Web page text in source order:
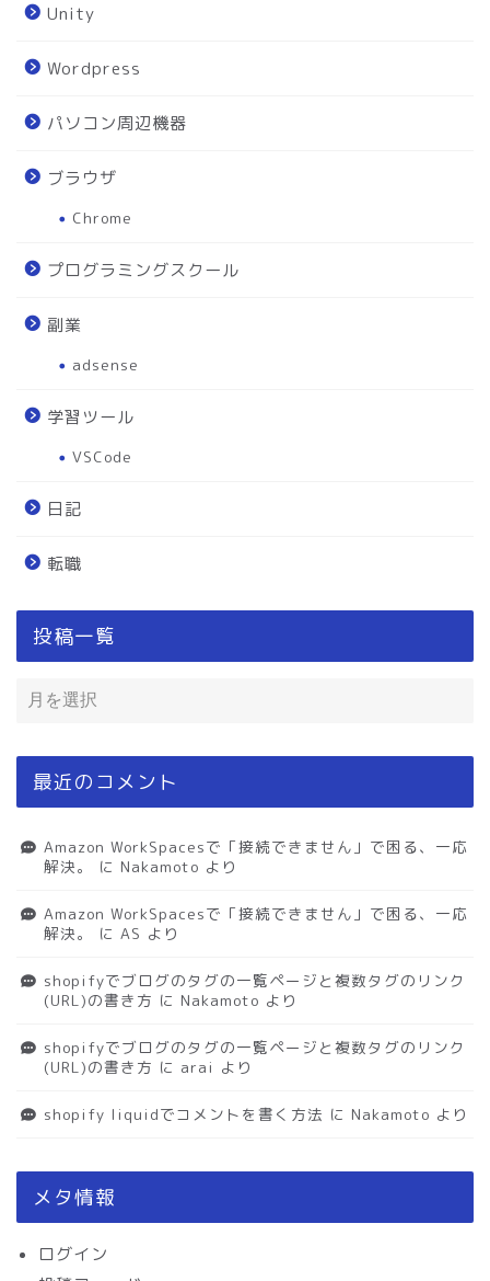
Unity
Wordpress
パソコン周辺機器
ブラウザ
Chrome
プログラミングスクール
副業
adsense
学習ツール
VSCode
日記
転職
投稿一覧
最近のコメント
Amazon WorkSpacesで「接続できません」で困る、一応
解決。
に Nakamoto より
Amazon WorkSpacesで「接続できません」で困る、一応
解決。
に AS より
shopifyでブログのタグの一覧ページと複数タグのリンク
(URL)の書き方 に Nakamoto より
shopifyでブログのタグの一覧ページと複数タグのリンク
(URL)の書き方 に arai より
shopify liquidでコメントを書く方法 に Nakamoto より
メタ情報
ログイン